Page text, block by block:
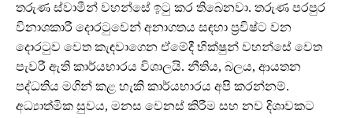
තරුණ ස්වාමීන් වහන්සේ ඉටු කර තිබෙනවා. තරුණ පරපුර
විනාශකාරී දොරටුවෙන් අනාගතය සඳහා ප්‍රවිෂ්ට වන
දොරටුව වෙත කැඳවාගෙන ඒමේදී භික්ෂුන් වහන්සේ වෙත
පැවරී ඇති කාර්යභාරය විශාලයි. නීතිය, බලය, ආයතන
පද්ධතිය මගින් කළ හැකි කාර්යභාරය අපි කරන්නම්.
අධ්‍යාත්මික සුවය, මනස වෙනස් කිරීම සහ නව දිශාවකට